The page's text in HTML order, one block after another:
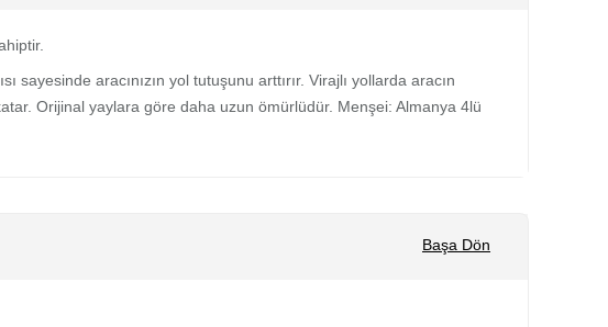
sayesinde aracınızın yol tutuşunu arttırır. Virajlı yollarda aracın
Orijinal yaylara göre daha uzun ömürlüdür. Menşei: Almanya 4lü
Başa Dön